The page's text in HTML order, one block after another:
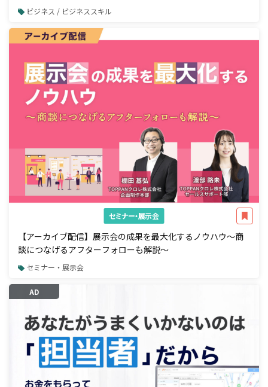
ビジネス / ビジネススキル
セミナー・展示会
【アーカイブ配信】展示会の成果を最大化するノウハウ～商
談につなげるアフターフォローも解説～
セミナー・展示会
AD